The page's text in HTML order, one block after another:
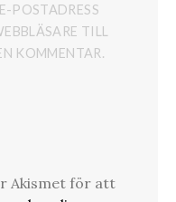
POSTADRESS
TILL
KOMMENTAR.
Akismet för att